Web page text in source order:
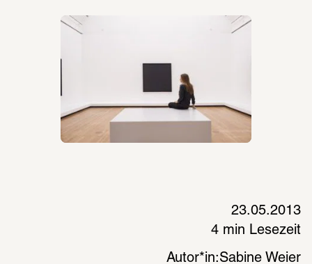
23.05.2013
4 min Lesezeit
Autor*in:Sabine Weier